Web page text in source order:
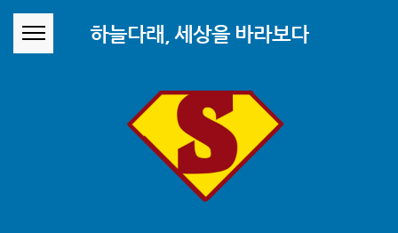
하늘다래, 세상을 바라보다